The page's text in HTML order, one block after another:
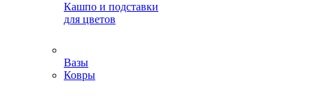
Кашпо и подставки
для цветов
Вазы
Ковры